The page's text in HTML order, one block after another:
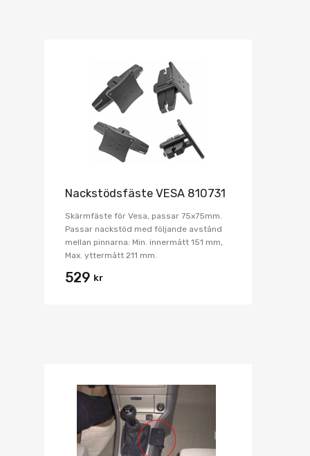
Nackstödsfäste VESA 810731
Skärmfäste för Vesa, passar 75x75mm.
Passar nackstöd med följande avstånd
mellan pinnarna: Min. innermått 151 mm,
Max. yttermått 211 mm.
529 kr